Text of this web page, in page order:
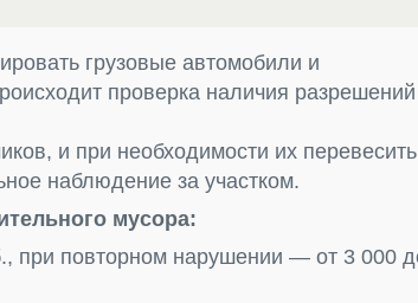
грузовые автомобили и
проверка наличия разрешений
и при необходимости их
наблюдение за участком.
мусора:
при повторном нарушении — от 3 000